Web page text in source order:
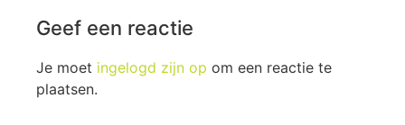
Geef een reactie
Je moet ingelogd zijn op om een reactie te
plaatsen.